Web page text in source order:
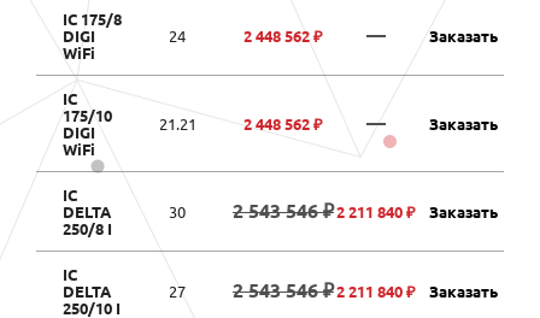
IC 175/8
DIGI
WiFi
24 2 448 562 ₽ — Заказать
IC
175/10
DIGI
WiFi
21.21 2 448 562 ₽ — Заказать
IC
DELTA
250/8 I
30 2 543 546 ₽2 211 840 ₽ Заказать
IC
DELTA
250/10 I
27 2 543 546 ₽2 211 840 ₽ Заказать